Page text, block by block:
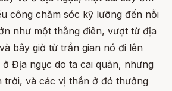
công chăm sóc kỹ lưỡng đến nỗi
như một thằng điên, vượt từ địa
bây giờ từ trần gian nó đi lên
Địa ngục do ta cai quản, nhưng
trời, và các vị thần ở đó thưởng